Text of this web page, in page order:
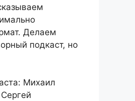
Делаем
подкаст, но
Михаил